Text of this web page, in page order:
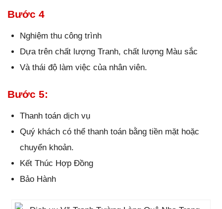
Bước 4
Nghiệm thu công trình
Dựa trên chất lượng Tranh, chất lượng Màu sắc
Và thái độ làm việc của nhân viên.
Bước 5:
Thanh toán dịch vụ
Quý khách có thể thanh toán bằng tiền mặt hoặc
chuyển khoản.
Kết Thúc Hợp Đồng
Bảo Hành